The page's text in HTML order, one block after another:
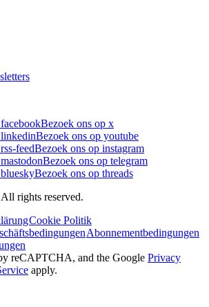
Bezoek ons op x
Bezoek ons op youtube
feedBezoek ons op instagram
Bezoek ons op telegram
Bezoek ons op threads
rights reserved.
Cookie Politik
Abonnementbedingungen
reCAPTCHA, and the Google Privacy
apply.